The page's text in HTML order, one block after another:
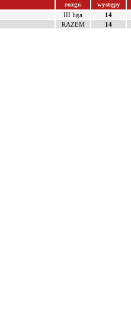
rozgr.
występy
III liga
14
RAZEM 14